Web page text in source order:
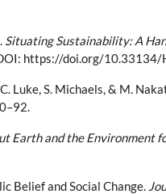
Situating Sustainability: A
https://doi.org/
Luke, S. Michaels, & M.
Earth and the Environment
Belief and Social Change.